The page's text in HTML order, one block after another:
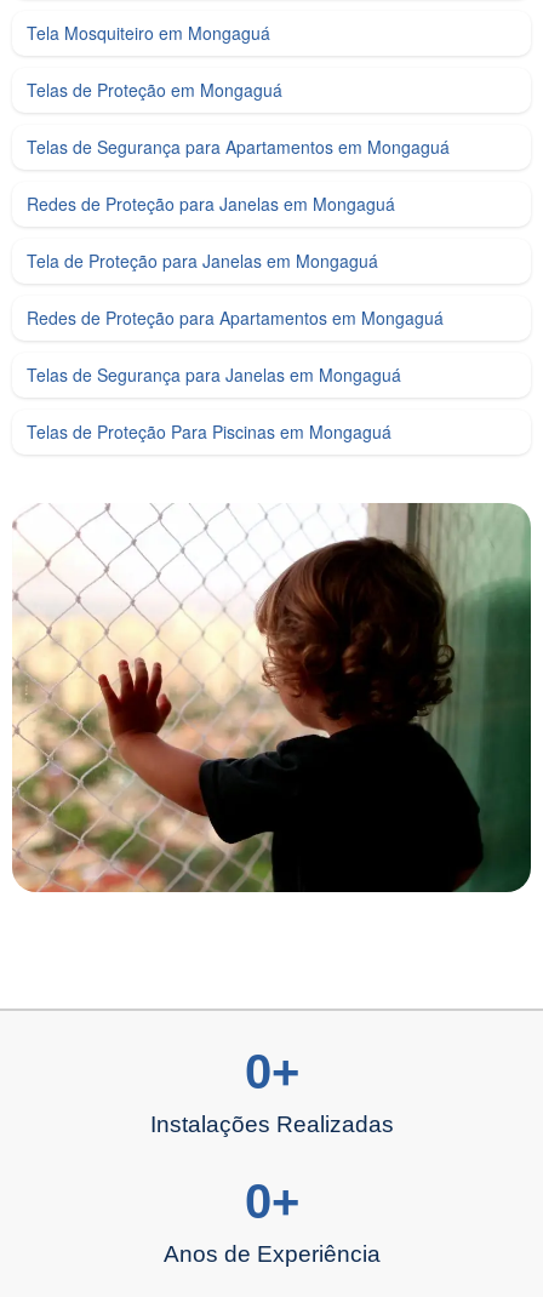
Tela Mosquiteiro em Mongaguá
Telas de Proteção em Mongaguá
Telas de Segurança para Apartamentos em Mongaguá
Redes de Proteção para Janelas em Mongaguá
Tela de Proteção para Janelas em Mongaguá
Redes de Proteção para Apartamentos em Mongaguá
Telas de Segurança para Janelas em Mongaguá
Telas de Proteção Para Piscinas em Mongaguá
Instalações Realizadas
0+
Anos de Experiência
0+